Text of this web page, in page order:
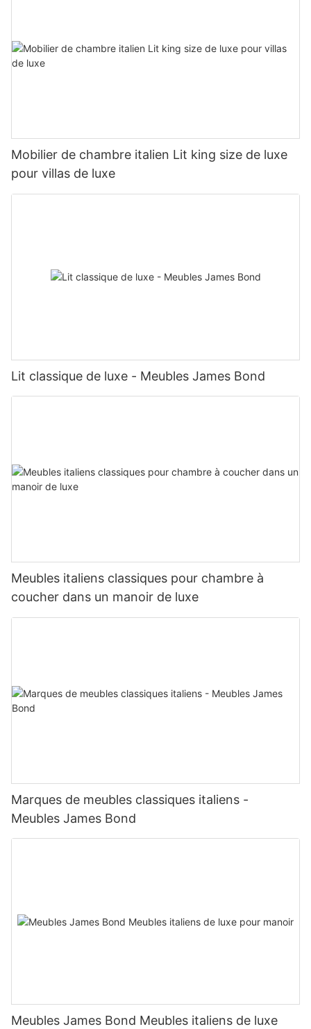
Mobilier de chambre italien Lit king size de luxe
pour villas de luxe
Lit classique de luxe - Meubles James Bond
Meubles italiens classiques pour chambre à
coucher dans un manoir de luxe
Marques de meubles classiques italiens -
Meubles James Bond
Meubles James Bond Meubles italiens de luxe